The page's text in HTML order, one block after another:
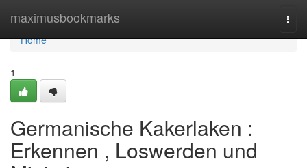
maximusbookmarks
Home
Home
1
Germanische Kakerlaken :
Erkennen , Loswerden und